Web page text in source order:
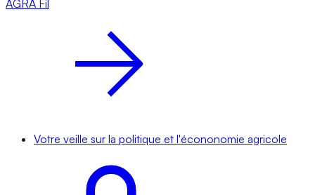
AGRA Fil
Votre veille sur la politique et l'écononomie agricole